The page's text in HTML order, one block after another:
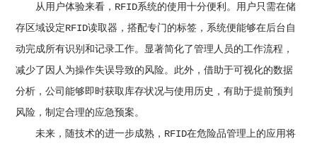
从用户体验来看，RFID系统的使用十分便利。用户只需在储
存区域设定RFID读取器，搭配专门的标签，系统便能够在后台自
动完成所有识别和记录工作。显著简化了管理人员的工作流程，
减少了因人为操作失误导致的风险。此外，借助于可视化的数据
分析，公司能够即时获取库存状况与使用历史，有助于提前预判
风险，制定合理的应急预案。
未来，随技术的进一步成熟，RFID在危险品管理上的应用将